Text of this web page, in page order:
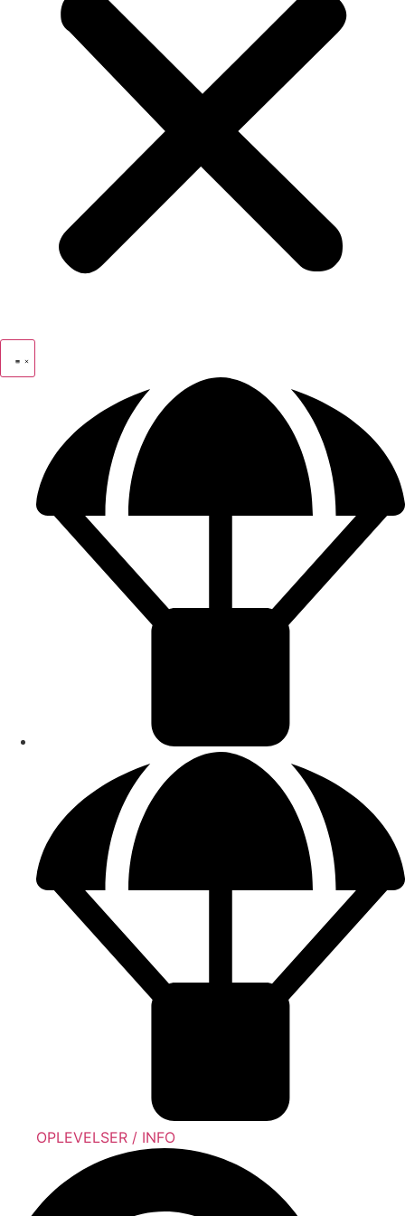
OPLEVELSER / INFO